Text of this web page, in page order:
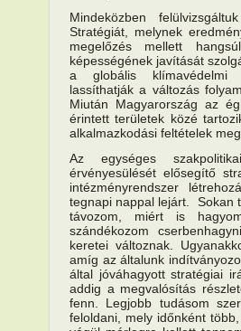
Mindeközben
Stratégiát, melynek
megelőzés mellett
képességének javítását
a globális klímavédelmi
lassíthatják a változás
Miután Magyarország az
érintett területek közé
alkalmazkodási feltételek
Az egységes
érvényesülését elősegítő
intézményrendszer
tegnapi nappal lejárt. Sokan
távozom, miért is
szándékozom
keretei változnak.
amíg az általunk
által jóváhagyott stratégiai
addig a megvalósítás
fenn. Legjobb tudásom
feloldani, mely időnként